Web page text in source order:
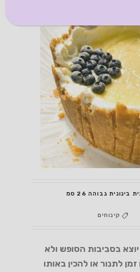
בינונית גבוהה 26 סמ
קינוחים
בסביבות הסופש ולא
לתנור או להכין באותו